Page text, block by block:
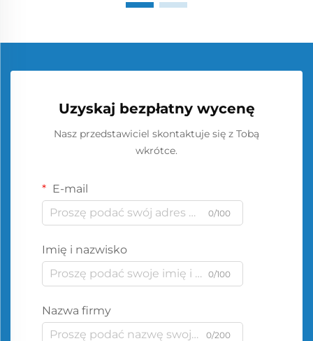
Uzyskaj bezpłatny wycenę
Nasz przedstawiciel skontaktuje się z Tobą
wkrótce.
E-mail
0/100
Imię i nazwisko
0/100
Nazwa firmy
0/200